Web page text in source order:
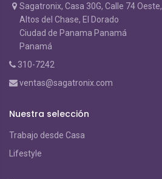
Sagatronix, Casa 30G, Calle 74 Oeste,
Altos del Chase, El Dorado
Ciudad de Panama Panamá
Panamá
310-7242
ventas@sagatronix.com
Nuestra selección
Trabajo desde Casa
Lifestyle